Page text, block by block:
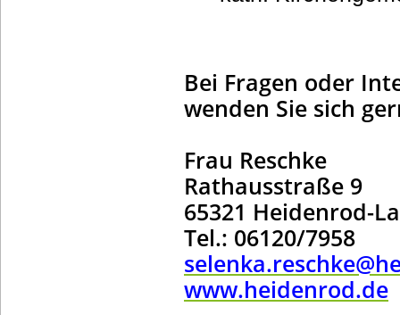
Bei Fragen oder
wenden Sie sich
Frau Reschke
Rathausstraße 9
65321 Heidenrod-
Tel.: 06120/7958
www.heidenrod.de